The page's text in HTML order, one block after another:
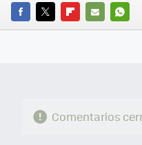
FACEBOOK
TWITTERFLIPBOARD
E-
Comentarios